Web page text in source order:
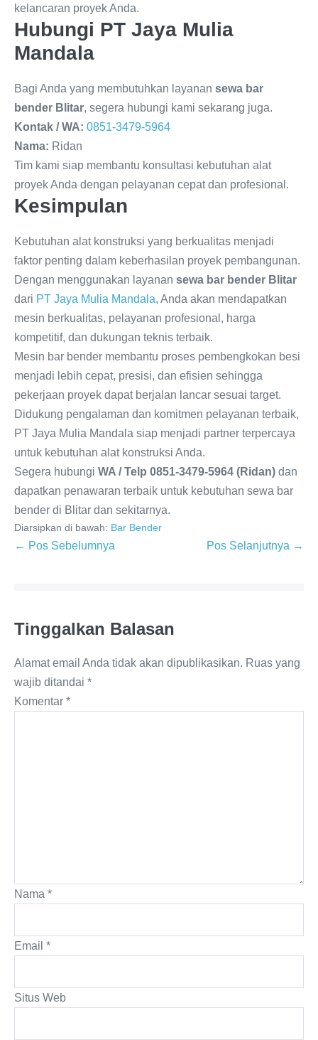
kelancaran proyek Anda.
Hubungi PT Jaya Mulia
Mandala
Bagi Anda yang membutuhkan layanan sewa bar
bender Blitar, segera hubungi kami sekarang juga.
Kontak / WA: 0851-3479-5964
Nama: Ridan
Tim kami siap membantu konsultasi kebutuhan alat
proyek Anda dengan pelayanan cepat dan profesional.
Kesimpulan
Kebutuhan alat konstruksi yang berkualitas menjadi
faktor penting dalam keberhasilan proyek pembangunan.
Dengan menggunakan layanan sewa bar bender Blitar
dari PT Jaya Mulia Mandala, Anda akan mendapatkan
mesin berkualitas, pelayanan profesional, harga
kompetitif, dan dukungan teknis terbaik.
Mesin bar bender membantu proses pembengkokan besi
menjadi lebih cepat, presisi, dan efisien sehingga
pekerjaan proyek dapat berjalan lancar sesuai target.
Didukung pengalaman dan komitmen pelayanan terbaik,
PT Jaya Mulia Mandala siap menjadi partner terpercaya
untuk kebutuhan alat konstruksi Anda.
Segera hubungi WA / Telp 0851-3479-5964 (Ridan) dan
dapatkan penawaran terbaik untuk kebutuhan sewa bar
bender di Blitar dan sekitarnya.
Diarsipkan di bawah: Bar Bender
← Pos Sebelumnya Pos Selanjutnya →
Tinggalkan Balasan
Alamat email Anda tidak akan dipublikasikan. Ruas yang
wajib ditandai *
Komentar *
Nama *
Email *
Situs Web